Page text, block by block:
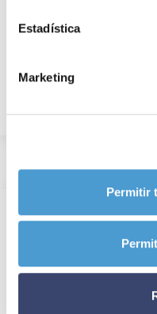
Estadística
Marketing
Permitir